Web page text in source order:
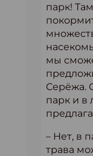
парк!
мы
Серёжа.
парк и в
– Нет, в
трава